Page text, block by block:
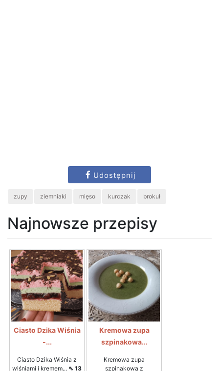
Udostępnij
zupy ziemniaki mięso kurczak brokuł
Najnowsze przepisy
Ciasto Dzika Wiśnia
-...
Ciasto Dzika Wiśnia z
wiśniami i kremem... ⇖ 13
Kremowa zupa
szpinakowa...
Kremowa zupa
szpinakowa z